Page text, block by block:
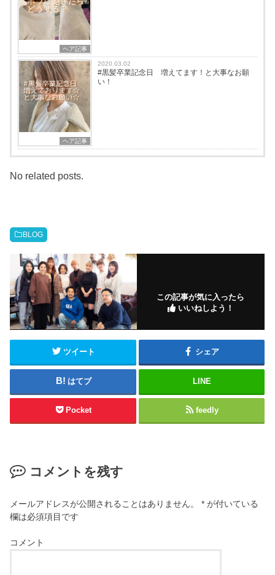
ヘア記事
ヘア記事
2020.03.02
#黒髪卒業記念日 増えてます！と大事なお願
い！
No related posts.
BLOG
この記事が気に入ったら
いいねしよう！
ツイート シェア
はてブ LINE
Pocket feedly
コメントを残す
メールアドレスが公開されることはありません。 * が付いている
欄は必須項目です
コメント